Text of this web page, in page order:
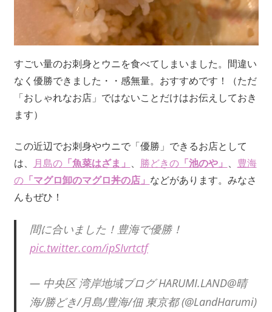
すごい量のお刺身とウニを食べてしまいました。間違い
なく優勝できました・・感無量。おすすめです！（ただ
「おしゃれなお店」ではないことだけはお伝えしておき
ます）
この近辺でお刺身やウニで「優勝」できるお店として
は、
月島の「魚菜はざま」 、 勝どきの「池のや」 、 豊海
の「マグロ卸のマグロ丼の店」 などがあります。みなさ
んもぜひ！
間に合いました！豊海で優勝！
pic.twitter.com/ipSIvrtctf
— 中央区 湾岸地域ブログ HARUMI.LAND@晴
海/勝どき/月島/豊海/佃 東京都 (@LandHarumi)